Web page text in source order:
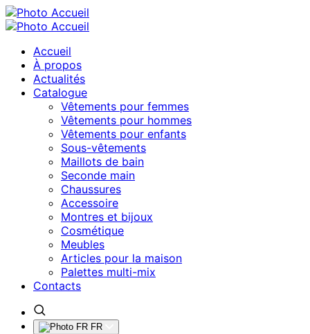
Accueil
À propos
Actualités
Catalogue
Vêtements pour femmes
Vêtements pour hommes
Vêtements pour enfants
Sous-vêtements
Maillots de bain
Seconde main
Chaussures
Accessoire
Montres et bijoux
Cosmétique
Meubles
Articles pour la maison
Palettes multi-mix
Contacts
FR